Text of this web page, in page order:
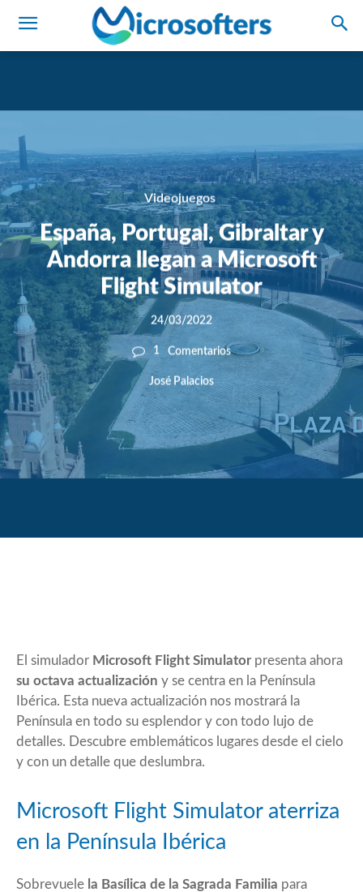
Videojuegos
España, Portugal, Gibraltar y
Andorra llegan a Microsoft
Flight Simulator
24/03/2022
1 Comentarios
José Palacios
El simulador Microsoft Flight Simulatorpresenta ahora
su octava actualización y se centra en la Península
Ibérica. Esta nueva actualización nos mostrará la
Península en todo su esplendor y con todo lujo de
detalles. Descubre emblemáticos lugares desde el cielo
y con un detalle que deslumbra.
Microsoft Flight Simulator aterriza
en la Península Ibérica
Sobrevuele la Basílica de la Sagrada Familia para